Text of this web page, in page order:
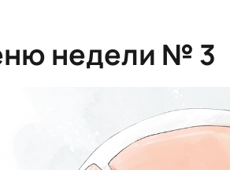
недели № 3